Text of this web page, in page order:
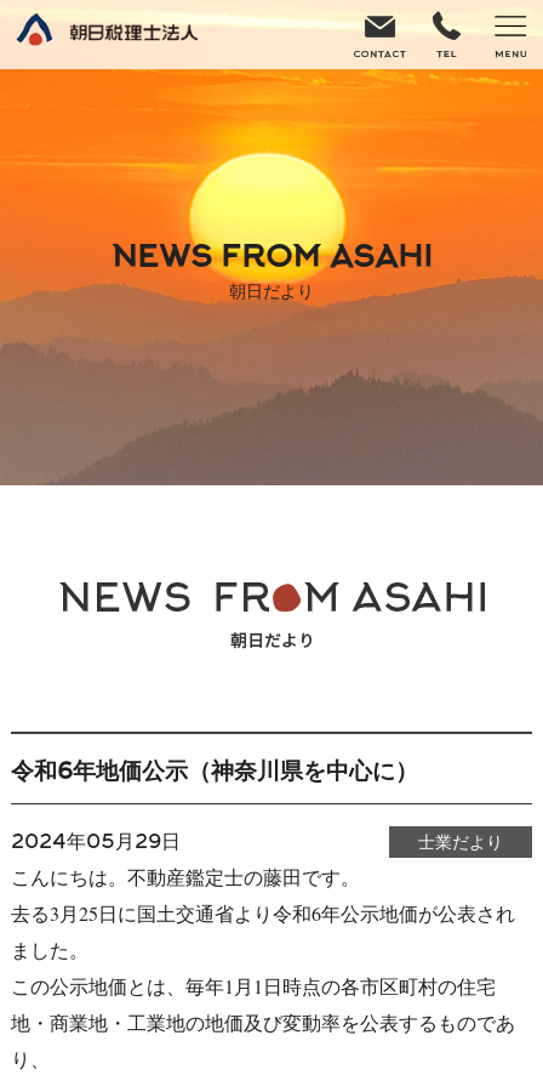
NEWS FROM ASAHI
朝日だより
令和6年地価公示（神奈川県を中心に）
2024年05月29日 士業だより
こんにちは。不動産鑑定士の藤田です。
去る3月25日に国土交通省より令和6年公示地価が公表され
ました。
この公示地価とは、毎年1月1日時点の各市区町村の住宅
地・商業地・工業地の地価及び変動率を公表するものであ
り、